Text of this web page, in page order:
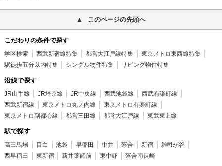
このページの先頭へ
こだわりの条件で探す
学区検索 西武新宿線特集 都営大江戸線特集
東京メトロ東西線特集
駅徒歩五分以内特集
シングル物件特集 リビング物件特集
沿線で探す
JR山手線 JR埼京線 JR中央線 西武池袋線
西武有楽町線
西武新宿線
東京メトロ丸ノ内線
東京メトロ有楽町線
東京メトロ副都心線
都営三田線 都営大江戸線 東武東上線
駅で探す
高田馬場 目白 池袋 早稲田 中井 落合 新宿
雑司が谷
西早稲田
東新宿 新井薬師前 東中野 落合南長崎